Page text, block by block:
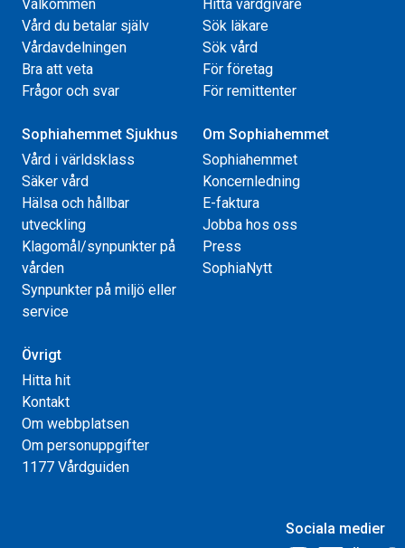
Välkommen
Vård du betalar själv
Vårdavdelningen
Bra att veta
Frågor och svar
Hitta vårdgivare
Sök läkare
Sök vård
För företag
För remittenter
Sophiahemmet Sjukhus
Vård i världsklass
Säker vård
Hälsa och hållbar
utveckling
Klagomål/synpunkter på
vården
Synpunkter på miljö eller
service
Om Sophiahemmet
Sophiahemmet
Koncernledning
E-faktura
Jobba hos oss
Press
SophiaNytt
Övrigt
Hitta hit
Kontakt
Om webbplatsen
Om personuppgifter
1177 Vårdguiden
Sociala medier